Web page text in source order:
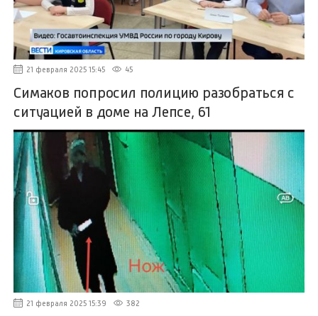
21 февраля 2025 15:45 45
Симаков попросил полицию разобраться с
ситуацией в доме на Лепсе, 61
21 февраля 2025 15:39 382